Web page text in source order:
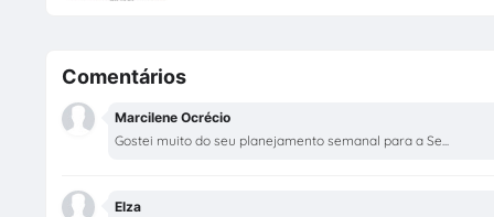
Comentários
Marcilene Ocrécio
Gostei muito do seu planejamento semanal para a Se...
Elza